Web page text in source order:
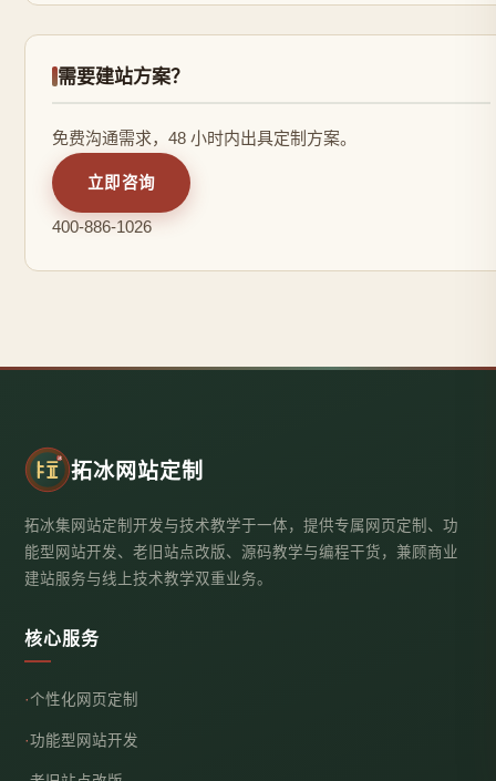
需要建站方案？
免费沟通需求，48 小时内出具定制方案。
立即咨询
400-886-1026
拓冰网站定制
拓冰集网站定制开发与技术教学于一体，提供专属网页定制、功
能型网站开发、老旧站点改版、源码教学与编程干货，兼顾商业
建站服务与线上技术教学双重业务。
核心服务
个性化网页定制
功能型网站开发